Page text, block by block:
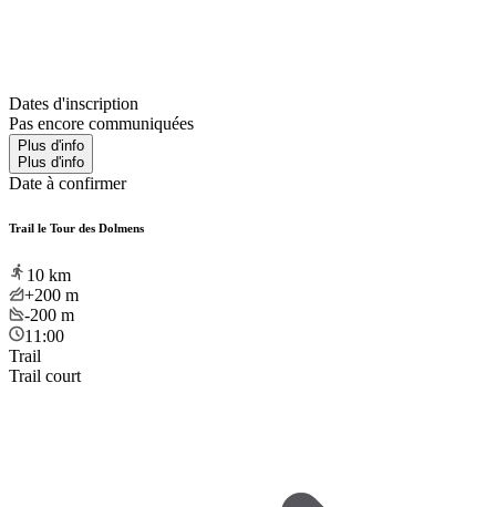
Dates d'inscription
Pas encore communiquées
Plus d'info
Plus d'info
Date à confirmer
Trail le Tour des Dolmens
10 km
+200 m
-200 m
11:00
Trail
Trail court